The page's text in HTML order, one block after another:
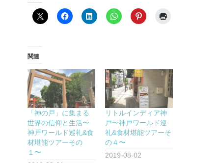
関連
「神の戸」に集まる
世界の信仰と生活〜
神戸ワールド巡礼&食
材堪能ツアーその
１〜
リトルインディア神
戸〜神戸ワールド巡
礼&食材堪能ツアーそ
の４〜
2019-08-02